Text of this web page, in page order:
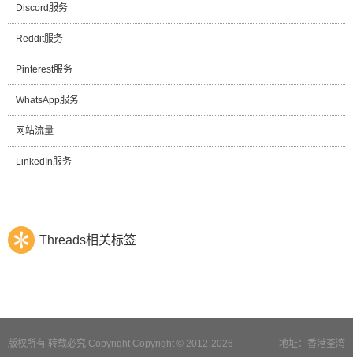
Discord服务
Reddit服务
Pinterest服务
WhatsApp服务
网站流量
LinkedIn服务
Threads相关标签
地址：香港荃湾
版权所有 转载必究 Copyright Copyright © 2012-2026